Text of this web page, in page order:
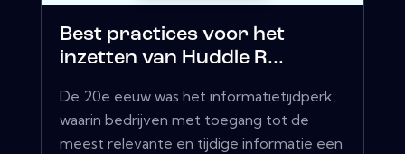
Best practices voor het
inzetten van Huddle R...
De 20e eeuw was het informatietijdperk,
waarin bedrijven met toegang tot de
meest relevante en tijdige informatie een